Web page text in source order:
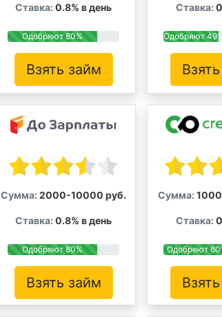
Ставка: 0.8% в день
Одобряют 80%
Взять займ
Ставка:
Одобряют 49%
Сумма: 2000-10000 руб.
Ставка: 0.8% в день
Одобряют 80%
Взять займ
Сумма:
Ставка:
Одобряют